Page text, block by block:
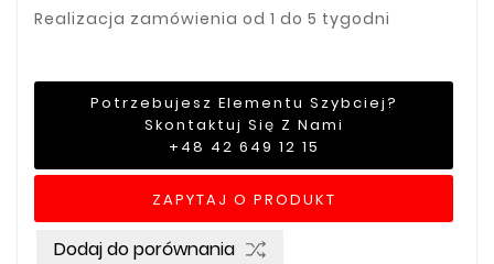
Realizacja zamówienia od 1 do 5 tygodni
Potrzebujesz Elementu Szybciej?
Skontaktuj Się Z Nami
+48 42 649 12 15
ZAPYTAJ O PRODUKT
Dodaj do porównania